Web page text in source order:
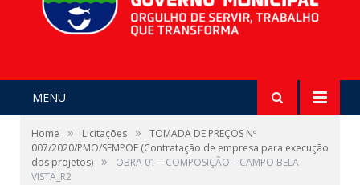
MENU
Home » Licitações »
TOMADA DE PREÇOS Nº
007/2020/PMO/SEMPOF (Contratação de empresa para execução
dos projetos) »
OBRA 01 – COMPOSIÇÃO – CAMPO BELA
VISTA_R2